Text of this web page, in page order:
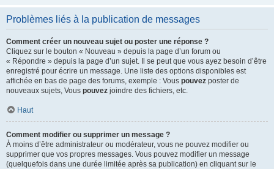
Problèmes liés à la publication de messages
Comment créer un nouveau sujet ou poster une réponse ?
Cliquez sur le bouton « Nouveau » depuis la page d’un forum ou
« Répondre » depuis la page d’un sujet. Il se peut que vous ayez besoin d’être
enregistré pour écrire un message. Une liste des options disponibles est
affichée en bas de page des forums, exemple : Vous pouvez poster de
nouveaux sujets, Vous pouvez joindre des fichiers, etc.
Haut
Comment modifier ou supprimer un message ?
À moins d’être administrateur ou modérateur, vous ne pouvez modifier ou
supprimer que vos propres messages. Vous pouvez modifier un message
(quelquefois dans une durée limitée après sa publication) en cliquant sur le